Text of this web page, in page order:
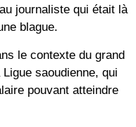
journaliste qui était là
blague.
le contexte du grand
saoudienne, qui
pouvant atteindre